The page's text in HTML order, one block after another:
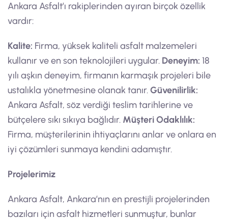
Ankara Asfalt’ı rakiplerinden ayıran birçok özellik
vardır:
Kalite: Firma, yüksek kaliteli asfalt malzemeleri
kullanır ve en son teknolojileri uygular. Deneyim: 18
yılı aşkın deneyim, firmanın karmaşık projeleri bile
ustalıkla yönetmesine olanak tanır.Güvenilirlik:
Ankara Asfalt, söz verdiği teslim tarihlerine ve
bütçelere sıkı sıkıya bağlıdır. Müşteri Odaklılık:
Firma, müşterilerinin ihtiyaçlarını anlar ve onlara en
iyi çözümleri sunmaya kendini adamıştır.
Projelerimiz
Ankara Asfalt, Ankara’nın en prestijli projelerinden
bazıları için asfalt hizmetleri sunmuştur, bunlar